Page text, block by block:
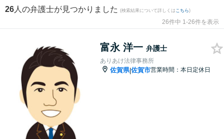
26 人の弁護士が見つかりました (検索結果について詳しくは こちら)
26件中 1-26件を表示
富永 洋一 弁護士
ありあけ法律事務所
佐賀県|佐賀市営業時間：本日定休日